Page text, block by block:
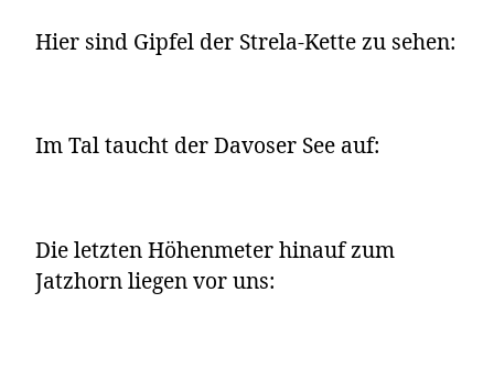
Hier sind Gipfel der Strela-Kette zu sehen:
Im Tal taucht der Davoser See auf:
Die letzten Höhenmeter hinauf zum
Jatzhorn liegen vor uns: